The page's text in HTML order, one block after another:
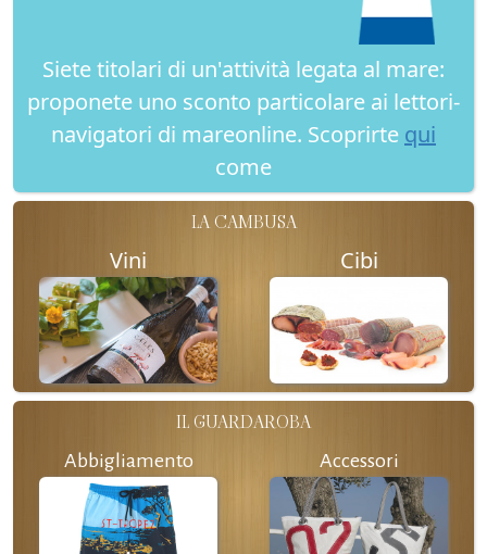
Siete titolari di un'attività legata al mare:
proponete uno sconto particolare ai lettori-
navigatori di mareonline. Scoprirte qui
come
LA CAMBUSA
Vini Cibi
IL GUARDAROBA
Abbigliamento Accessori